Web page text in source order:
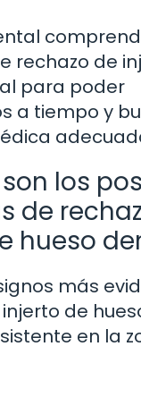
rechazo de
para poder
a tiempo y
los
de
hueso
más
de
en la